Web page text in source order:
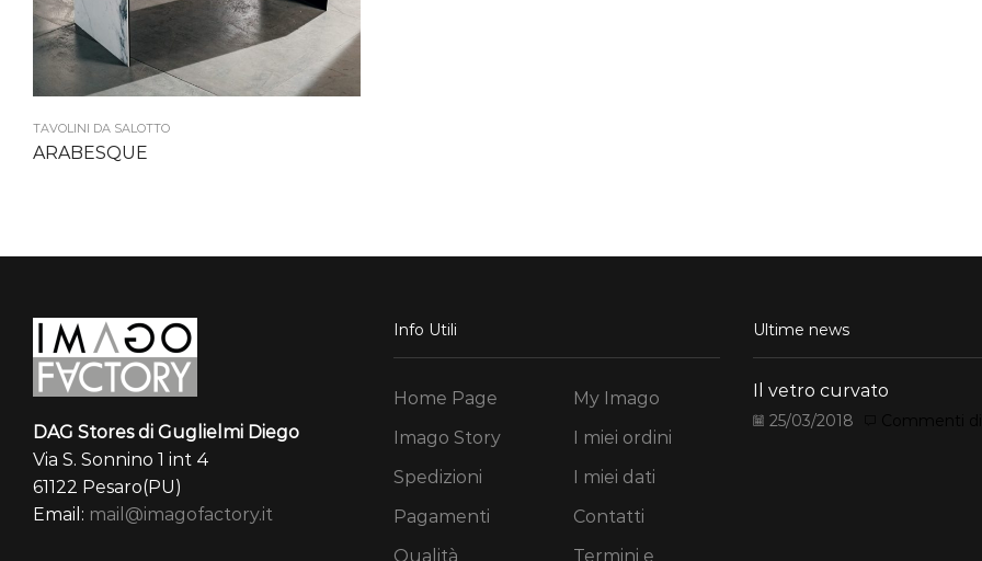
TAVOLINI DA SALOTTO
ARABESQUE
DAG Stores di Guglielmi Diego
Via S. Sonnino 1 int 4
61122 Pesaro(PU)
Email: mail@imagofactory.it
Info Utili
Home Page
Imago Story
Spedizioni
Pagamenti
My Imago
I miei ordini
I miei dati
Contatti
Ultime news
Il vetro curvato
25/03/2018